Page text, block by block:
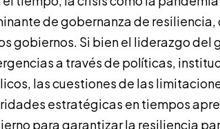
de gobernanza de
gobiernos. Si bien el liderazgo del
a través de políticas,
las cuestiones de las
estratégicas en tiempos
para garantizar la resiliencia